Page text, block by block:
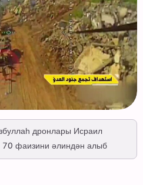
дронлары Исраил
70 фаизини әлиндән алыб